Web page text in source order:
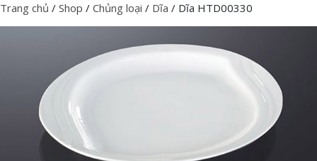
Trang chủ / Shop / Chủng loại / Dĩa / Dĩa HTD00330